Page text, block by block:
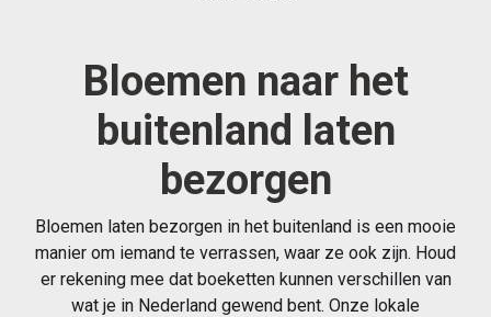
Bloemen naar het
buitenland laten
bezorgen
Bloemen laten bezorgen in het buitenland is een mooie
manier om iemand te verrassen, waar ze ook zijn. Houd
er rekening mee dat boeketten kunnen verschillen van
wat je in Nederland gewend bent. Onze lokale